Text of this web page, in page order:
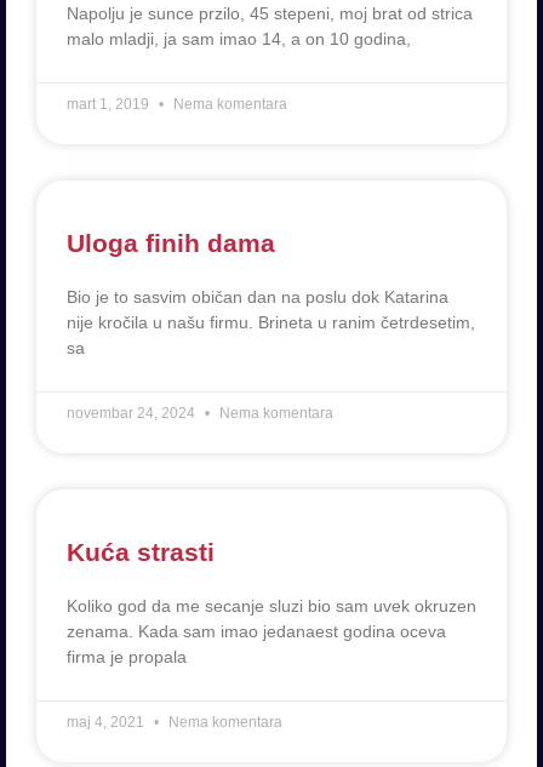
Napolju je sunce przilo, 45 stepeni, moj brat od strica
malo mladji, ja sam imao 14, a on 10 godina,
mart 1, 2019 Nema komentara
Uloga finih dama
Bio je to sasvim običan dan na poslu dok Katarina
nije kročila u našu firmu. Brineta u ranim četrdesetim,
sa
novembar 24, 2024 Nema komentara
Kuća strasti
Koliko god da me secanje sluzi bio sam uvek okruzen
zenama. Kada sam imao jedanaest godina oceva
firma je propala
maj 4, 2021 Nema komentara